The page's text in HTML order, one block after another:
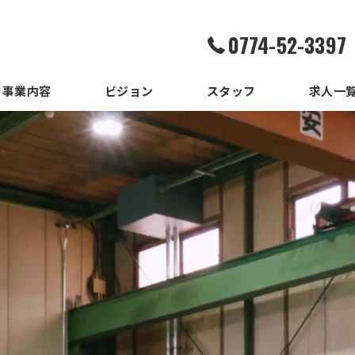
0774-52-3397
事業内容 ビジョン スタッフ 求人一